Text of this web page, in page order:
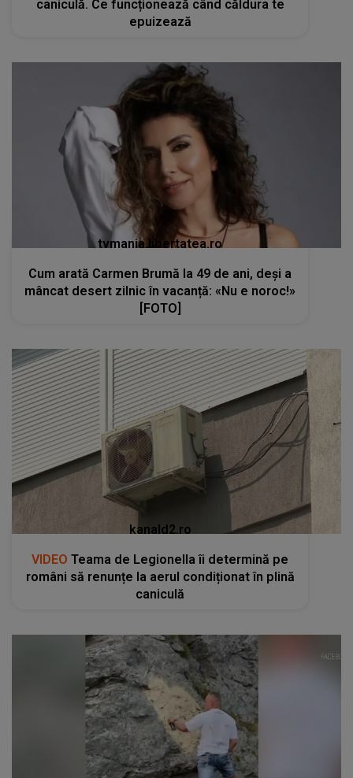
caniculă. Ce funcționează când căldura te
epuizează
tvmania.libertatea.ro
Cum arată Carmen Brumă la 49 de ani, deși a
mâncat desert zilnic în vacanță: «Nu e noroc!»
[FOTO]
kanald2.ro
VIDEO Teama de Legionella îi determină pe
români să renunțe la aerul condiționat în plină
caniculă